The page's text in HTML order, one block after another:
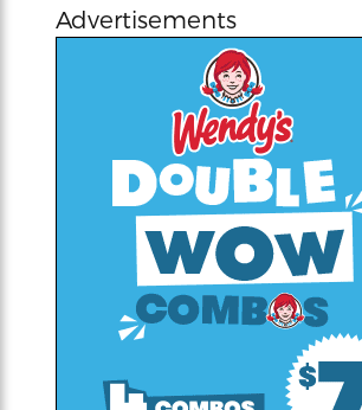
Advertisements